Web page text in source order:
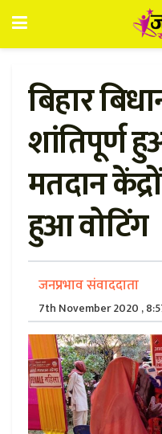
बिहार
शांतिपूर्ण
मतदान
हुआ वोटिंग
जनप्रभाव संवाददाता
7th November 2020 ,